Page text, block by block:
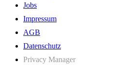
Jobs
Impressum
AGB
Datenschutz
Privacy Manager